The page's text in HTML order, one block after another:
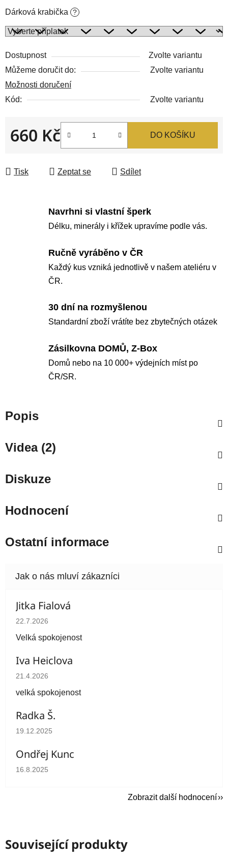
Dárková krabička ?
Dostupnost
Zvolte variantu
Můžeme doručit do:
Zvolte variantu
Možnosti doručení
Kód:
Zvolte variantu
660 Kč DO KOŠÍKU
Tisk Zeptat se Sdílet
Navrhni si vlastní šperk
Délku, minerály i křížek upravíme podle vás.
Ručně vyráběno v ČR
Každý kus vzniká jednotlivě v našem ateliéru v
ČR.
30 dní na rozmyšlenou
Standardní zboží vrátíte bez zbytečných otázek
Zásilkovna DOMŮ, Z-Box
Domů nebo na 10 000+ výdejních míst po
ČR/SR.
Popis
Videa (2)
Diskuze
Hodnocení
Ostatní informace
Jitka Fialová
Hodnocení obchodu je 5 z 5 hvězdiček.
22.7.2026
Velká spokojenost
Iva Heiclova
Hodnocení obchodu je 5 z 5 hvězdiček.
21.4.2026
velká spokojenost
Radka Š.
Hodnocení obchodu je 5 z 5 hvězdiček.
19.12.2025
Ondřej Kunc
Hodnocení obchodu je 5 z 5 hvězdiček.
16.8.2025
Zobrazit další hodnocení
Související produkty